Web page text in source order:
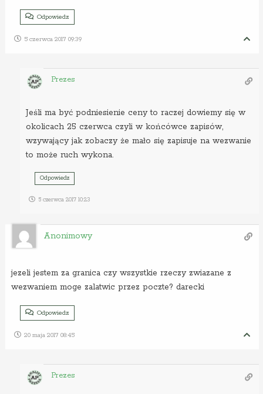
Odpowiedz
5 czerwca 2017 09:39
Prezes
Jeśli ma być podniesienie ceny to raczej dowiemy się w
okolicach 25 czerwca czyli w końcówce zapisów,
wzywający jak zobaczy że mało się zapisuje na wezwanie
to może ruch wykona.
Odpowiedz
5 czerwca 2017 10:23
Anonimowy
jezeli jestem za granica czy wszystkie rzeczy zwiazane z
wezwaniem moge zalatwic przez poczte? darecki
Odpowiedz
20 maja 2017 08:45
Prezes